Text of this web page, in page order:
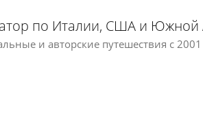
по Италии, США и Южной
и авторские путешествия с 2001